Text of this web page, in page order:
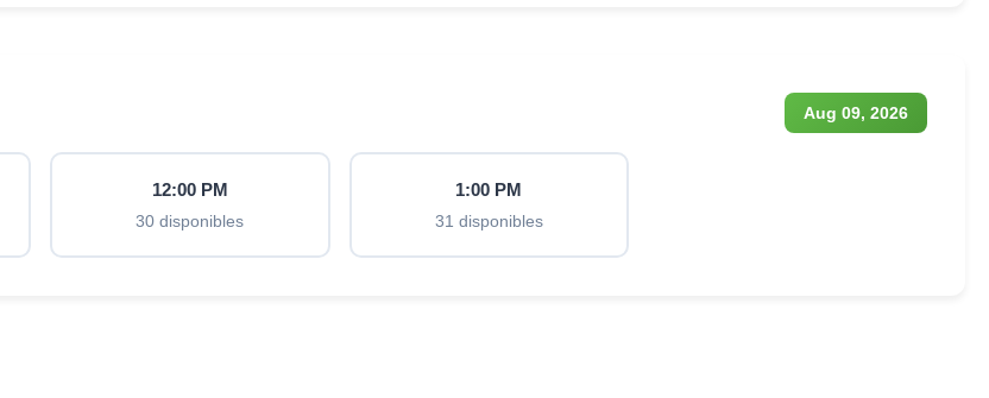
Aug 09, 2026
12:00 PM
30 disponibles
1:00 PM
31 disponibles